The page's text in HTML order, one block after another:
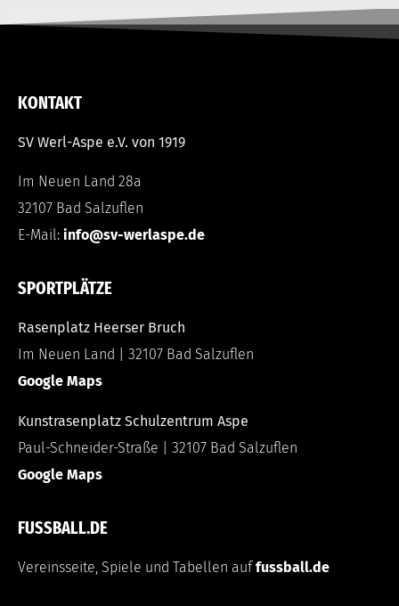
KONTAKT
SV Werl-Aspe e.V. von 1919
Im Neuen Land 28a
32107 Bad Salzuflen
E-Mail: info@sv-werlaspe.de
SPORTPLÄTZE
Rasenplatz Heerser Bruch
Im Neuen Land | 32107 Bad Salzuflen
Google Maps
Kunstrasenplatz Schulzentrum Aspe
Paul-Schneider-Straße | 32107 Bad Salzuflen
Google Maps
FUSSBALL.DE
Vereinsseite, Spiele und Tabellen auffussball.de